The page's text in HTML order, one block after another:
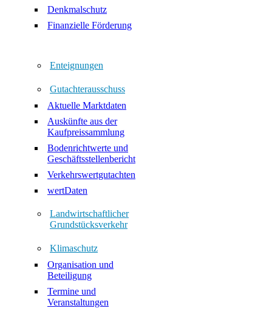
Denkmalschutz
Finanzielle Förderung
Enteignungen
Gutachterausschuss
Aktuelle Marktdaten
Auskünfte aus der
Kaufpreissammlung
Bodenrichtwerte und
Geschäftsstellenbericht
Verkehrswertgutachten
wertDaten
Landwirtschaftlicher
Grundstücksverkehr
Klimaschutz
Organisation und
Beteiligung
Termine und
Veranstaltungen